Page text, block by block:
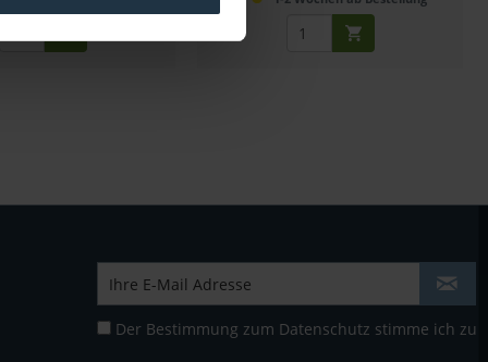
Der Bestimmung zum Datenschutz stimme ich zu